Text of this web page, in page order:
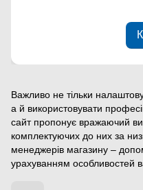
Важливо не тільки
а й використовувати
сайт пропонує вражаючий
комплектуючих до них за
менеджерів магазину –
урахуванням особливостей